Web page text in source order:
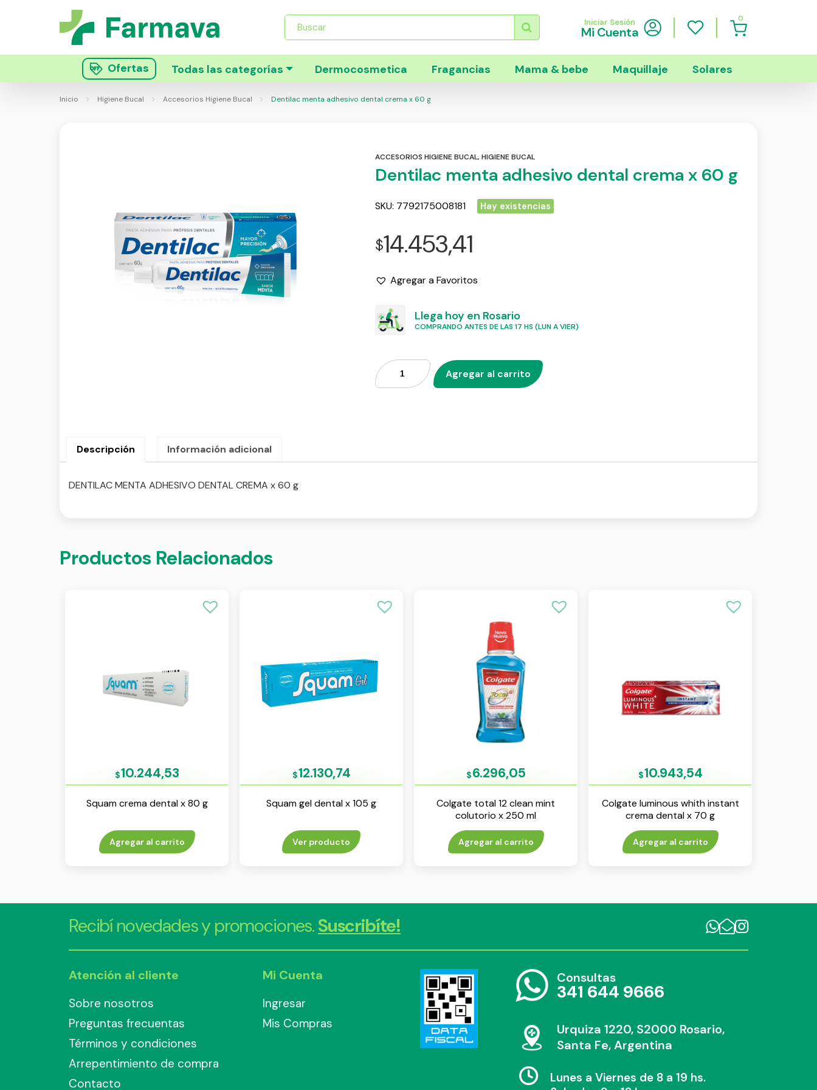
Búsqueda
productos
Iniciar Sesión
Mi Cuenta
0
Ofertas Todas las categorías Dermocosmetica Fragancias Mama & bebe Maquillaje Solares
Inicio Higiene Bucal Accesorios Higiene Bucal Dentilac menta adhesivo dental crema x 60 g
ACCESORIOS HIGIENE BUCAL,HIGIENE BUCAL
Dentilac menta adhesivo dental crema x 60 g
SKU: 7792175008181 Hay existencias
$14.453,41
Agregar a Favoritos
Llega hoy en Rosario
COMPRANDO ANTES DE LAS 17 HS (LUN A VIER)
Agregar al carrito
Descripción Información adicional
DENTILAC MENTA ADHESIVO DENTAL CREMA x 60 g
Productos Relacionados
$10.244,53
Squam crema dental x 80 g
Agregar al carrito
$12.130,74
Squam gel dental x 105 g
Ver producto
$6.296,05
Colgate total 12 clean mint
colutorio x 250 ml
Agregar al carrito
$10.943,54
Colgate luminous whith instant
crema dental x 70 g
Agregar al carrito
Recibí novedades y promociones.Suscribíte!
Atención al cliente
Sobre nosotros
Preguntas frecuentas
Términos y condiciones
Arrepentimiento de compra
Contacto
Mi Cuenta
Ingresar
Mis Compras
Consultas
341 644 9666
Urquiza 1220, S2000 Rosario,
Santa Fe, Argentina
Lunes a Viernes de 8 a 19 hs.